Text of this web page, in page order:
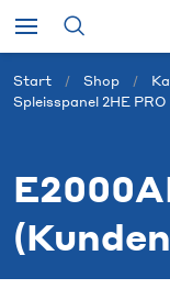
Start Shop
Spleisspanel 2HE PRO